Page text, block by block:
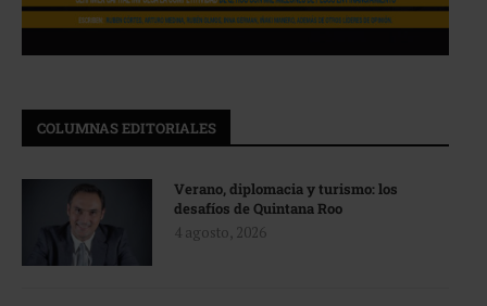
COLUMNAS EDITORIALES
Verano, diplomacia y turismo: los
desafíos de Quintana Roo
4 agosto, 2026